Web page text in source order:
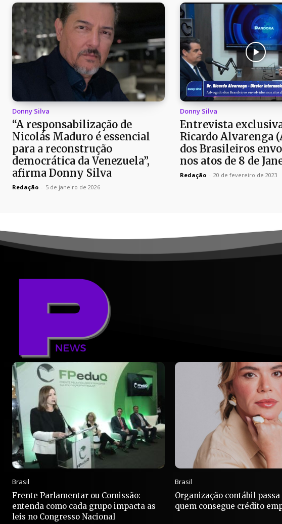
Donny Silva
“A responsabilização de
Nicolás Maduro é essencial
para a reconstrução
democrática da Venezuela”,
afirma Donny Silva
Redação - 5 de janeiro de 2026
Donny Silva
Entrevista
Ricardo Alvarenga
dos Brasileiros
nos atos de 8 de
Redação - 20 de fevereiro de 2023
Brasil
Frente Parlamentar ou Comissão:
entenda como cada grupo impacta as
leis no Congresso Nacional
Brasil
Organização contábil
quem consegue crédito